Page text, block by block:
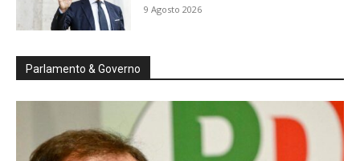
9 Agosto 2026
Parlamento & Governo